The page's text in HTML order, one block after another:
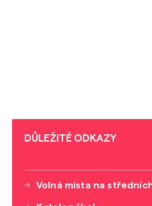
DŮLEŽITÉ ODKAZY
Volná místa na